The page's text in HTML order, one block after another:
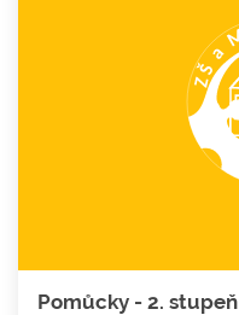
Pomůcky - 2. stupeň